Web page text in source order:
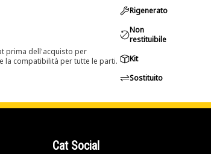
prima dell'acquisto per
la compatibilità per tutte le parti.
Rigenerato
Non
restituibile
Kit
Sostituito
Cat Social